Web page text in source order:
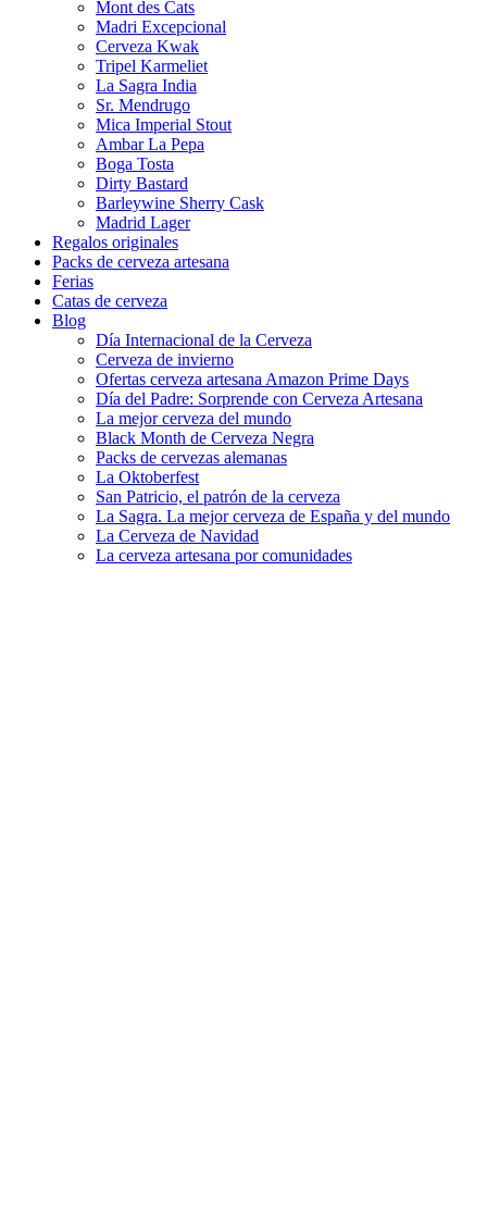
Mont des Cats
Madri Excepcional
Cerveza Kwak
Tripel Karmeliet
La Sagra India
Sr. Mendrugo
Mica Imperial Stout
Ambar La Pepa
Boga Tosta
Dirty Bastard
Barleywine Sherry Cask
Madrid Lager
Regalos originales
Packs de cerveza artesana
Ferias
Catas de cerveza
Blog
Día Internacional de la Cerveza
Cerveza de invierno
Ofertas cerveza artesana Amazon Prime Days
Día del Padre: Sorprende con Cerveza Artesana
La mejor cerveza del mundo
Black Month de Cerveza Negra
Packs de cervezas alemanas
La Oktoberfest
San Patricio, el patrón de la cerveza
La Sagra. La mejor cerveza de España y del mundo
La Cerveza de Navidad
La cerveza artesana por comunidades